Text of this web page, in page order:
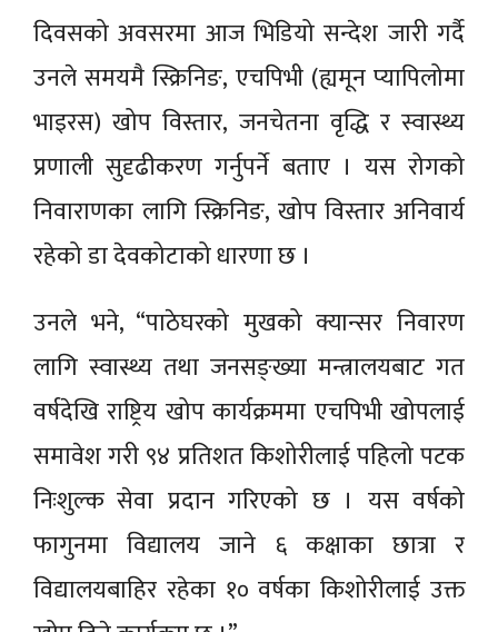
दिवसको अवसरमा आज भिडियो सन्देश जारी गर्दै
उनले समयमै स्क्रिनिङ, एचपिभी (ह्यमून प्यापिलोमा
भाइरस) खोप विस्तार, जनचेतना वृद्धि र स्वास्थ्य
प्रणाली सुदृढीकरण गर्नुपर्ने बताए । यस रोगको
निवाराणका लागि स्क्रिनिङ, खोप विस्तार अनिवार्य
रहेको डा देवकोटाको धारणा छ ।
उनले भने, “पाठेघरको मुखको क्यान्सर निवारण
लागि स्वास्थ्य तथा जनसङ्ख्या मन्त्रालयबाट गत
वर्षदेखि राष्ट्रिय खोप कार्यक्रममा एचपिभी खोपलाई
समावेश गरी ९४ प्रतिशत किशोरीलाई पहिलो पटक
निःशुल्क सेवा प्रदान गरिएको छ । यस वर्षको
फागुनमा विद्यालय जाने ६ कक्षाका छात्रा र
विद्यालयबाहिर रहेका १० वर्षका किशोरीलाई उक्त